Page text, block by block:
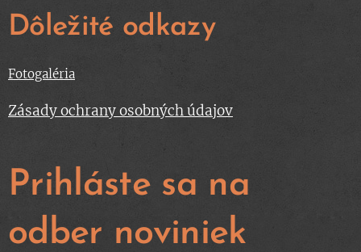
Dôležité odkazy
Fotogaléria
Zásady ochrany osobných údajov
Prihláste sa na
odber noviniek